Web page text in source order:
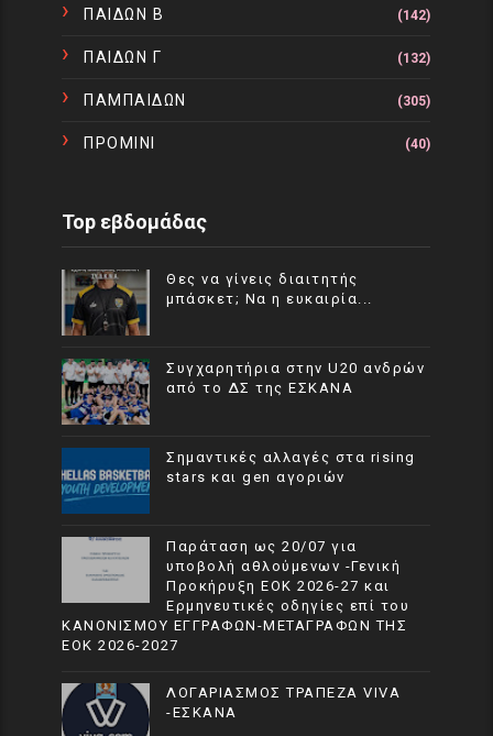
ΠΑΙΔΩΝ Β (142)
ΠΑΙΔΩΝ Γ (132)
ΠΑΜΠΑΙΔΩΝ (305)
ΠΡΟΜΙΝΙ (40)
Top εβδομάδας
Θες να γίνεις διαιτητής
μπάσκετ; Να η ευκαιρία...
Συγχαρητήρια στην U20 ανδρών
από το ΔΣ της ΕΣΚΑΝΑ
Σημαντικές αλλαγές στα rising
stars και gen αγοριών
Παράταση ως 20/07 για
υποβολή αθλούμενων -Γενική
Προκήρυξη ΕΟΚ 2026-27 και
Ερμηνευτικές οδηγίες επί του
ΚΑΝΟΝΙΣΜΟΥ ΕΓΓΡΑΦΩΝ-ΜΕΤΑΓΡΑΦΩΝ ΤΗΣ
ΕΟΚ 2026-2027
ΛΟΓΑΡΙΑΣΜΟΣ ΤΡΑΠΕΖΑ VIVA
-ΕΣΚΑΝΑ